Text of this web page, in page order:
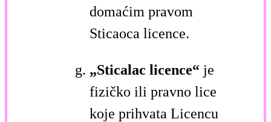
domaćim pravom
Sticaoca licence.
„Sticalac licence“ je
fizičko ili pravno lice
koje prihvata Licencu